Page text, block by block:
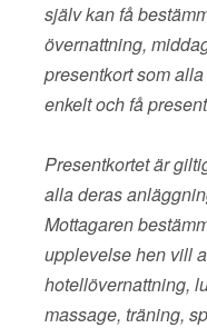
själv kan få
övernattning,
presentkort som
enkelt och få
Presentkortet är
alla deras
Mottagaren
upplevelse hen vill
hotellövernattning,
massage, träning,